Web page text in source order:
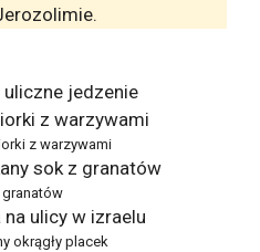
z warzywami
okrągły placek